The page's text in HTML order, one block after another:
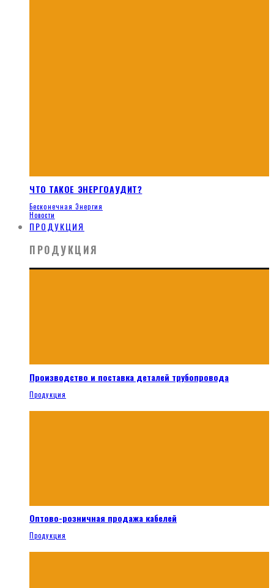
ЧТО ТАКОЕ ЭНЕРГОАУДИТ?
Бесконечная Энергия
Новости
ПРОДУКЦИЯ
ПРОДУКЦИЯ
Производство и поставка деталей трубопровода
Продукция
Оптово-розничная продажа кабелей
Продукция